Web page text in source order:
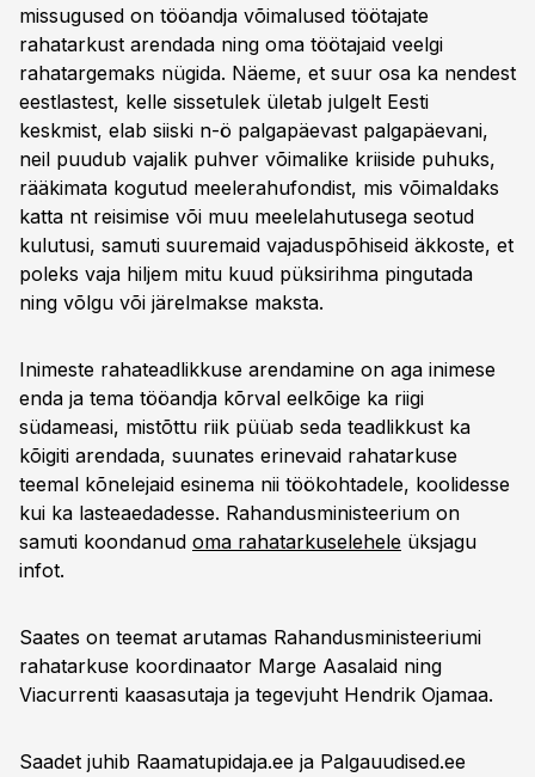
missugused on tööandja võimalused töötajate
rahatarkust arendada ning oma töötajaid veelgi
rahatargemaks nügida. Näeme, et suur osa ka nendest
eestlastest, kelle sissetulek ületab julgelt Eesti
keskmist, elab siiski n-ö palgapäevast palgapäevani,
neil puudub vajalik puhver võimalike kriiside puhuks,
rääkimata kogutud meelerahufondist, mis võimaldaks
katta nt reisimise või muu meelelahutusega seotud
kulutusi, samuti suuremaid vajaduspõhiseid äkkoste, et
poleks vaja hiljem mitu kuud püksirihma pingutada
ning võlgu või järelmakse maksta.
Inimeste rahateadlikkuse arendamine on aga inimese
enda ja tema tööandja kõrval eelkõige ka riigi
südameasi, mistõttu riik püüab seda teadlikkust ka
kõigiti arendada, suunates erinevaid rahatarkuse
teemal kõnelejaid esinema nii töökohtadele, koolidesse
kui ka lasteaedadesse. Rahandusministeerium on
samuti koondanud oma rahatarkuselehele üksjagu
infot.
Saates on teemat arutamas Rahandusministeeriumi
rahatarkuse koordinaator Marge Aasalaid ning
Viacurrenti kaasasutaja ja tegevjuht Hendrik Ojamaa.
Saadet juhib Raamatupidaja.ee ja Palgauudised.ee